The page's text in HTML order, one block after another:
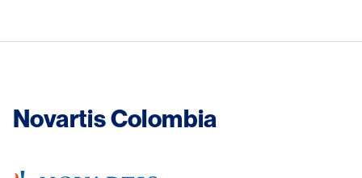
Novartis Colombia